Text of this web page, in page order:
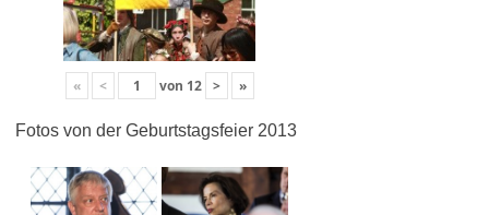
« < von 12 > »
Fotos von der Geburtstagsfeier 2013